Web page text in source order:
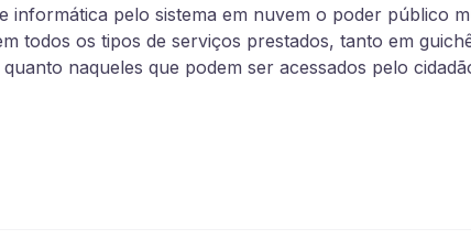
informática pelo sistema em nuvem o poder público
todos os tipos de serviços prestados, tanto em
naqueles que podem ser acessados pelo